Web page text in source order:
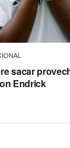
sacar
Endrick